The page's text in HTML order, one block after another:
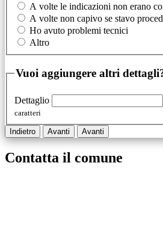
A volte le indicazioni non erano
A volte non capivo se stavo
Ho avuto problemi tecnici
Altro
Vuoi aggiungere altri
Dettaglio
caratteri
Indietro Avanti Avanti
Contatta il comune